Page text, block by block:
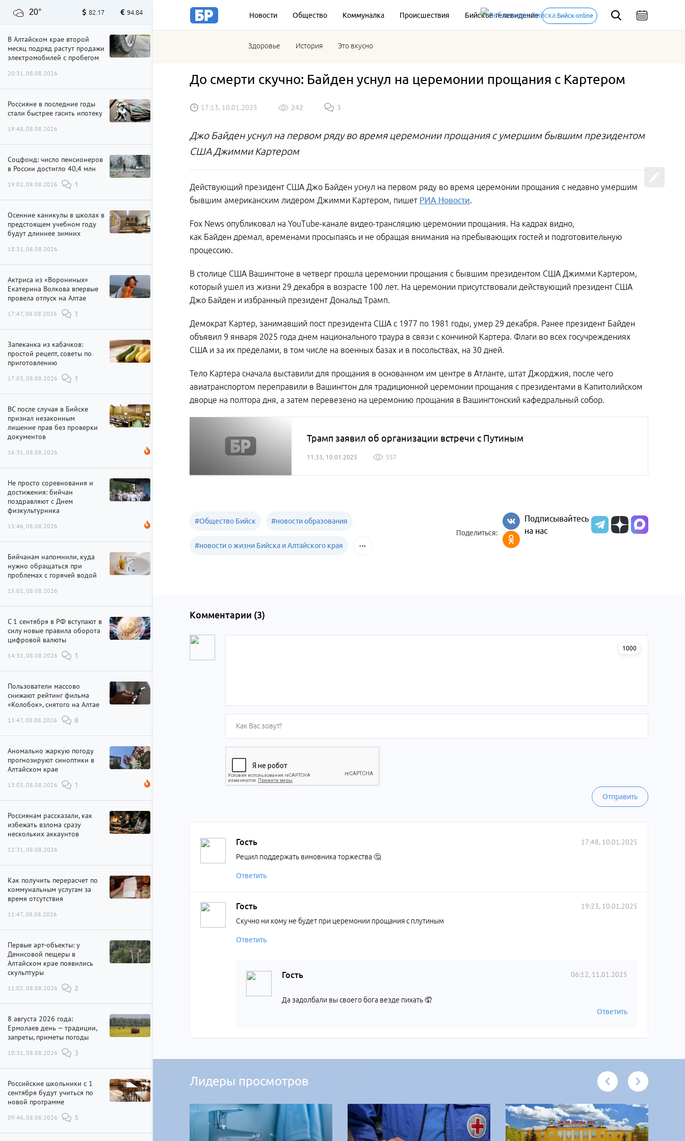
Новости Общество Коммуналка Происшествия Бийское телевидение Бийск-online
Здоровье История Это вкусно
20° 82.17 94.84
В Алтайском крае второй
месяц подряд растут продажи
электромобилей с пробегом
20:31, 08.08.2026
Россияне в последние годы
стали быстрее гасить ипотеку
19:48, 08.08.2026
Соцфонд: число пенсионеров
в России достигло 40,4 млн
19:02, 08.08.2026 1
Осенние каникулы в школах в
предстоящем учебном году
будут длиннее зимних
18:31, 08.08.2026
Актриса из «Ворониных»
Екатерина Волкова впервые
провела отпуск на Алтае
17:47, 08.08.2026 1
Запеканка из кабачков:
простой рецепт, советы по
приготовлению
17:03, 08.08.2026 1
ВС после случая в Бийске
признал незаконным
лишение прав без проверки
документов
16:31, 08.08.2026
Не просто соревнования и
достижения: бийчан
поздравляют с Днем
физкультурника
15:46, 08.08.2026
Бийчанам напомнили, куда
нужно обращаться при
проблемах с горячей водой
15:02, 08.08.2026
С 1 сентября в РФ вступают в
силу новые правила оборота
цифровой валюты
14:31, 08.08.2026 1
Пользователи массово
снижают рейтинг фильма
«Колобок», снятого на Алтае
13:47, 08.08.2026 8
Аномально жаркую погоду
прогнозируют синоптики в
Алтайском крае
13:03, 08.08.2026 1
Россиянам рассказали, как
избежать взлома сразу
нескольких аккаунтов
12:31, 08.08.2026
Как получить перерасчет по
коммунальным услугам за
время отсутствия
11:47, 08.08.2026
Первые арт-объекты: у
Денисовой пещеры в
Алтайском крае появились
скульптуры
11:02, 08.08.2026 2
8 августа 2026 года:
Ермолаев день — традиции,
запреты, приметы погоды
10:31, 08.08.2026 3
Российские школьники с 1
сентября будут учиться по
новой программе
09:46, 08.08.2026 5
До смерти скучно: Байден уснул на церемонии прощания с Картером
17:13, 10.01.2025 242 3
Джо Байден уснул на первом ряду во время церемонии прощания с умершим бывшим президентом
США Джимми Картером
Действующий президент США Джо Байден уснул на первом ряду во время церемонии прощания с недавно умершим
бывшим американским лидером Джимми Картером, пишет РИА Новости.
Fox News опубликовал на YouTube-канале видео-трансляцию церемонии прощания. На кадрах видно,
как Байден дремал, временами просыпаясь и не обращая внимания на пребывающих гостей и подготовительную
процессию.
В столице США Вашингтоне в четверг прошла церемонии прощания с бывшим президентом США Джимми Картером,
который ушел из жизни 29 декабря в возрасте 100 лет. На церемонии присутствовали действующий президент США
Джо Байден и избранный президент Дональд Трамп.
Демократ Картер, занимавший пост президента США с 1977 по 1981 годы, умер 29 декабря. Ранее президент Байден
объявил 9 января 2025 года днем национального траура в связи с кончиной Картера. Флаги во всех госучреждениях
США и за их пределами, в том числе на военных базах и в посольствах, на 30 дней.
Тело Картера сначала выставили для прощания в основанном им центре в Атланте, штат Джорджия, после чего
авиатранспортом переправили в Вашингтон для традиционной церемонии прощания с президентами в Капитолийском
дворце на полтора дня, а затем перевезено на церемонию прощания в Вашингтонский кафедральный собор.
Трамп заявил об организации встречи с Путиным
11:33, 10.01.2025 557
#Общество Бийск #новости образования
#новости о жизни Бийска и Алтайского края
Поделиться:
Подписывайтесь
на нас
Комментарии (3)
1000
Отправить
Гость 17:48, 10.01.2025
Решил поддержать виновника торжества 🤔
Ответить
Гость 19:23, 10.01.2025
Скучно ни кому не будет при церемонии прощания с плутиным
Ответить
Гость 06:12, 11.01.2025
Да задолбали вы своего бога везде пихать 🤦
Ответить
Лидеры просмотров